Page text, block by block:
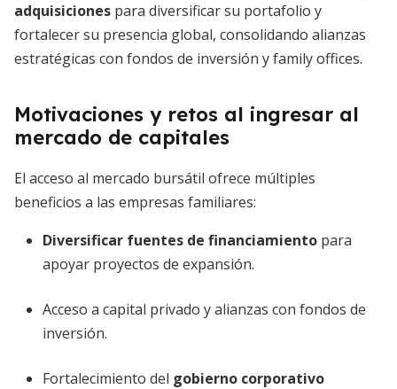
adquisiciones para diversificar su portafolio y
fortalecer su presencia global, consolidando alianzas
estratégicas con fondos de inversión y family offices.
Motivaciones y retos al ingresar al
mercado de capitales
El acceso al mercado bursátil ofrece múltiples
beneficios a las empresas familiares:
Diversificar fuentes de financiamiento para
apoyar proyectos de expansión.
Acceso a capital privado y alianzas con fondos de
inversión.
Fortalecimiento del gobierno corporativo